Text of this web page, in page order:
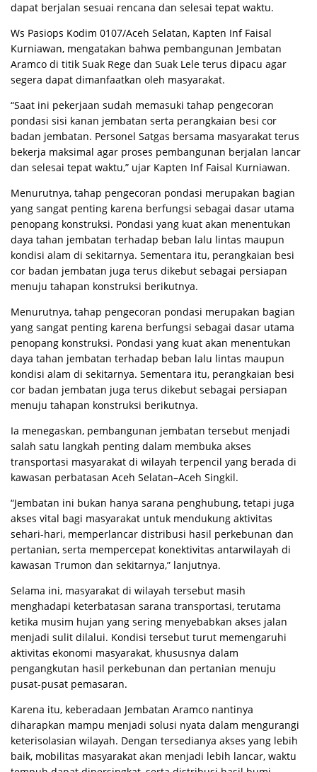
dapat berjalan sesuai rencana dan selesai tepat waktu.
Ws Pasiops Kodim 0107/Aceh Selatan, Kapten Inf Faisal
Kurniawan, mengatakan bahwa pembangunan Jembatan
Aramco di titik Suak Rege dan Suak Lele terus dipacu agar
segera dapat dimanfaatkan oleh masyarakat.
“Saat ini pekerjaan sudah memasuki tahap pengecoran
pondasi sisi kanan jembatan serta perangkaian besi cor
badan jembatan. Personel Satgas bersama masyarakat terus
bekerja maksimal agar proses pembangunan berjalan lancar
dan selesai tepat waktu,” ujar Kapten Inf Faisal Kurniawan.
Menurutnya, tahap pengecoran pondasi merupakan bagian
yang sangat penting karena berfungsi sebagai dasar utama
penopang konstruksi. Pondasi yang kuat akan menentukan
daya tahan jembatan terhadap beban lalu lintas maupun
kondisi alam di sekitarnya. Sementara itu, perangkaian besi
cor badan jembatan juga terus dikebut sebagai persiapan
menuju tahapan konstruksi berikutnya.
Menurutnya, tahap pengecoran pondasi merupakan bagian
yang sangat penting karena berfungsi sebagai dasar utama
penopang konstruksi. Pondasi yang kuat akan menentukan
daya tahan jembatan terhadap beban lalu lintas maupun
kondisi alam di sekitarnya. Sementara itu, perangkaian besi
cor badan jembatan juga terus dikebut sebagai persiapan
menuju tahapan konstruksi berikutnya.
Ia menegaskan, pembangunan jembatan tersebut menjadi
salah satu langkah penting dalam membuka akses
transportasi masyarakat di wilayah terpencil yang berada di
kawasan perbatasan Aceh Selatan–Aceh Singkil.
“Jembatan ini bukan hanya sarana penghubung, tetapi juga
akses vital bagi masyarakat untuk mendukung aktivitas
sehari-hari, memperlancar distribusi hasil perkebunan dan
pertanian, serta mempercepat konektivitas antarwilayah di
kawasan Trumon dan sekitarnya,” lanjutnya.
Selama ini, masyarakat di wilayah tersebut masih
menghadapi keterbatasan sarana transportasi, terutama
ketika musim hujan yang sering menyebabkan akses jalan
menjadi sulit dilalui. Kondisi tersebut turut memengaruhi
aktivitas ekonomi masyarakat, khususnya dalam
pengangkutan hasil perkebunan dan pertanian menuju
pusat-pusat pemasaran.
Karena itu, keberadaan Jembatan Aramco nantinya
diharapkan mampu menjadi solusi nyata dalam mengurangi
keterisolasian wilayah. Dengan tersedianya akses yang lebih
baik, mobilitas masyarakat akan menjadi lebih lancar, waktu